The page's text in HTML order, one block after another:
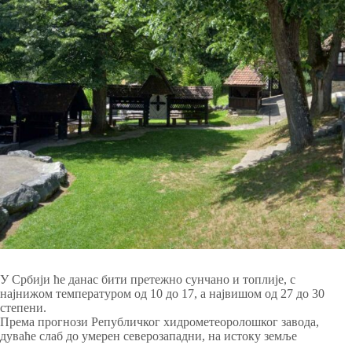
У Србији ће данас бити претежно сунчано и топлије, с
најнижом температуром од 10 до 17, а највишом од 27 до 30
степени.
Према прогнози Републичког хидрометеоролошког завода,
дуваће слаб до умерен северозападни, на истоку земље